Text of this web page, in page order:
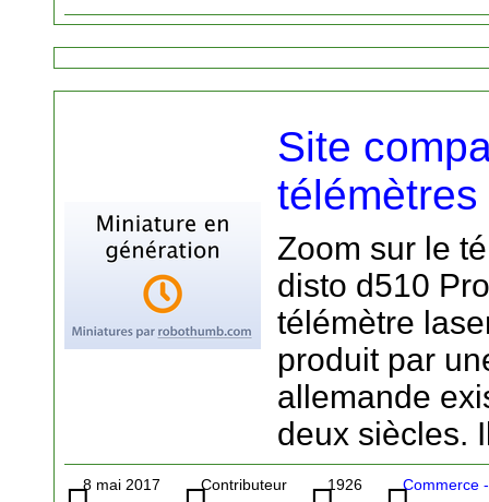
Site
Zoom sur le
disto d510
télémètre
produit par
allemande
deux siècles.
8 mai 2017 Contributeur 1926 Commerce